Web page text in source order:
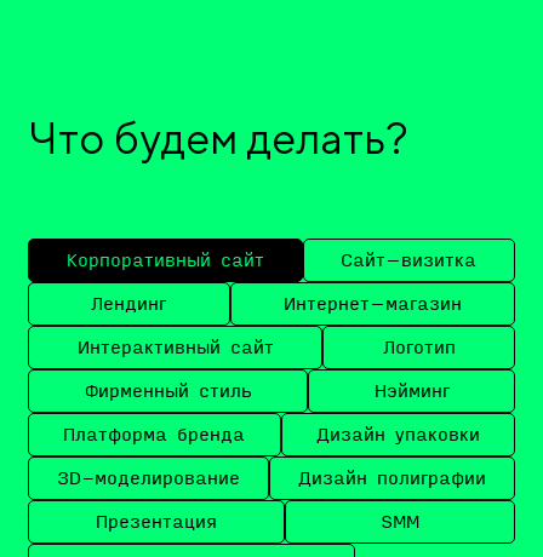
Что будем делать?
Корпоративный сайт Сайт–визитка
Лендинг Интернет–магазин
Интерактивный сайт Логотип
Фирменный стиль Нэйминг
Платформа бренда Дизайн упаковки
3D-моделирование Дизайн полиграфии
Презентация SMM